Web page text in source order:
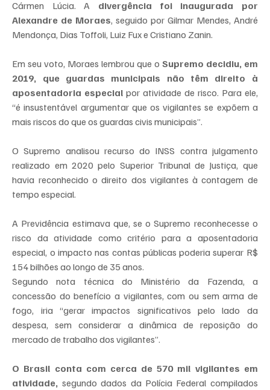
Cármen Lúcia. A divergência foi inaugurada por
Alexandre de Moraes, seguido por Gilmar Mendes, André
Mendonça, Dias Toffoli, Luiz Fux e Cristiano Zanin.
Em seu voto, Moraes lembrou que o Supremo decidiu, em
2019, que guardas municipais não têm direito à
aposentadoria especial por atividade de risco. Para ele,
“é insustentável argumentar que os vigilantes se expõem a
mais riscos do que os guardas civis municipais”.
O Supremo analisou recurso do INSS contra julgamento
realizado em 2020 pelo Superior Tribunal de Justiça, que
havia reconhecido o direito dos vigilantes à contagem de
tempo especial.
A Previdência estimava que, se o Supremo reconhecesse o
risco da atividade como critério para a aposentadoria
especial, o impacto nas contas públicas poderia superar R$
154 bilhões ao longo de 35 anos.
Segundo nota técnica do Ministério da Fazenda, a
concessão do benefício a vigilantes, com ou sem arma de
fogo, iria “gerar impactos significativos pelo lado da
despesa, sem considerar a dinâmica de reposição do
mercado de trabalho dos vigilantes”.
O Brasil conta com cerca de 570 mil vigilantes em
atividade, segundo dados da Polícia Federal compilados